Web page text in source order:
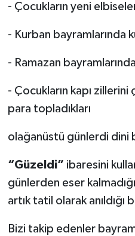
- Çocukların yeni
- Kurban bayramlarında
- Ramazan
- Çocukların kapı
para topladıkları
olağanüstü günlerdi dini
“Güzeldi” ibaresini
günlerden eser
artık tatil olarak
Bizi takip edenler